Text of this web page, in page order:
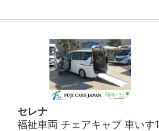
セレナ
福祉車両 チェアキャブ 車いす1